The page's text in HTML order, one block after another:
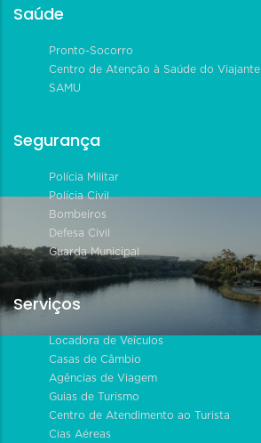
Saúde
Pronto-Socorro
Centro de Atenção à Saúde do Viajante
SAMU
Segurança
Polícia Militar
Polícia Civil
Bombeiros
Defesa Civil
Guarda Municipal
Serviços
Locadora de Veículos
Casas de Câmbio
Agências de Viagem
Guias de Turismo
Centro de Atendimento ao Turista
Cias Aéreas